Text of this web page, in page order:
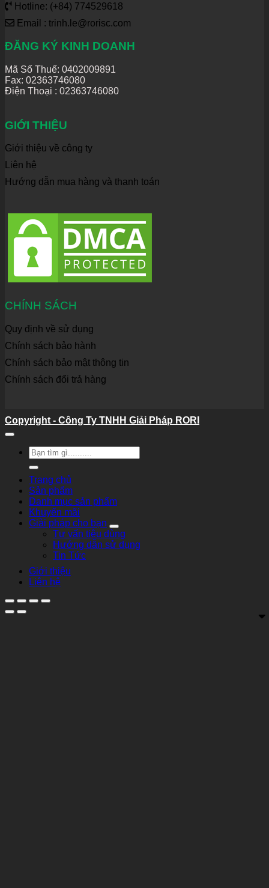
Hotline: (+84) 774529618
Email : trinh.le@rorisc.com
ĐĂNG KÝ KINH DOANH
Mã Số Thuế: 0402009891
Fax: 02363746080
Điện Thoại : 02363746080
GIỚI THIỆU
Giới thiệu về công ty
Liên hệ
Hướng dẫn mua hàng và thanh toán
CHÍNH SÁCH
Quy định về sử dụng
Chính sách bảo hành
Chính sách bảo mật thông tin
Chính sách đổi trả hàng
Copyright - Công Ty TNHH Giải Pháp RORI
Tìm
kiếm:
Trang chủ
Sản phẩm
Danh mục sản phẩm
Khuyến mãi
Giải pháp cho bạn
Tư vấn tiêu dùng
Hướng dẫn sử dụng
Tin Tức
Giới thiệu
Liên hệ